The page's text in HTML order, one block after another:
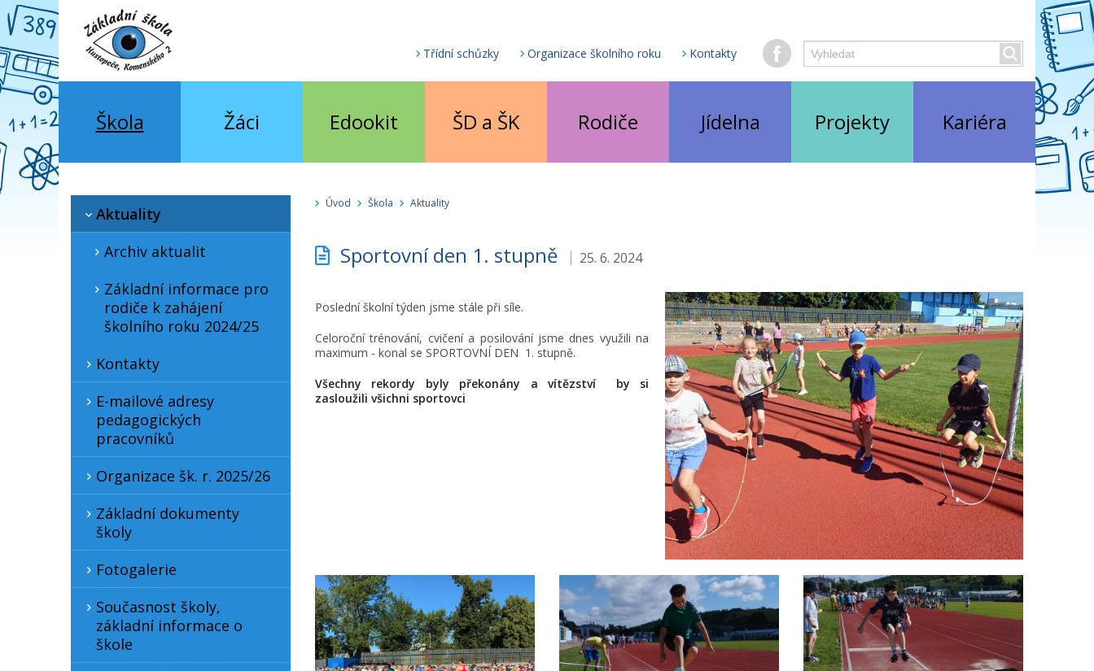
Třídní schůzky Organizace školního roku Kontakty
Hledaný
text
Vyhledat
Škola Žáci Edookit ŠD a ŠK Rodiče Jídelna Projekty Kariéra
Aktuality
Archiv aktualit
Základní informace pro
rodiče k zahájení
školního roku 2024/25
Kontakty
E-mailové adresy
pedagogických
pracovníků
Organizace šk. r. 2025/26
Základní dokumenty
školy
Fotogalerie
Současnost školy,
základní informace o
škole
Úvod Škola Aktuality
Sportovní den 1. stupně 25. 6. 2024
Poslední školní týden jsme stále při síle.
Celoroční trénování, cvičení a posilování jsme dnes využili na
maximum - konal se SPORTOVNÍ DEN 1. stupně.
Všechny rekordy byly překonány a vítězství by si
zasloužili všichni sportovci